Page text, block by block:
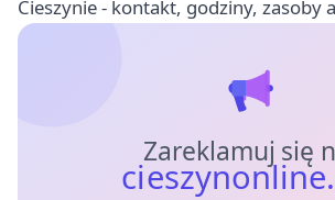
Cieszynie - kontakt, godziny, zasoby
Zareklamuj się